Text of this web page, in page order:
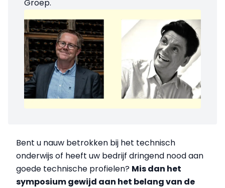
Groep.
Bent u nauw betrokken bij het technisch
onderwijs of heeft uw bedrijf dringend nood aan
goede technische profielen? Mis dan het
symposium gewijd aan het belang van de